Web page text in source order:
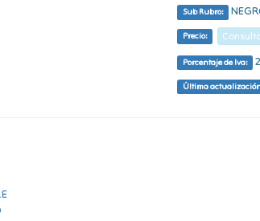
Sub Rubro:
Precio:
Porcentaje de Iva:
Última